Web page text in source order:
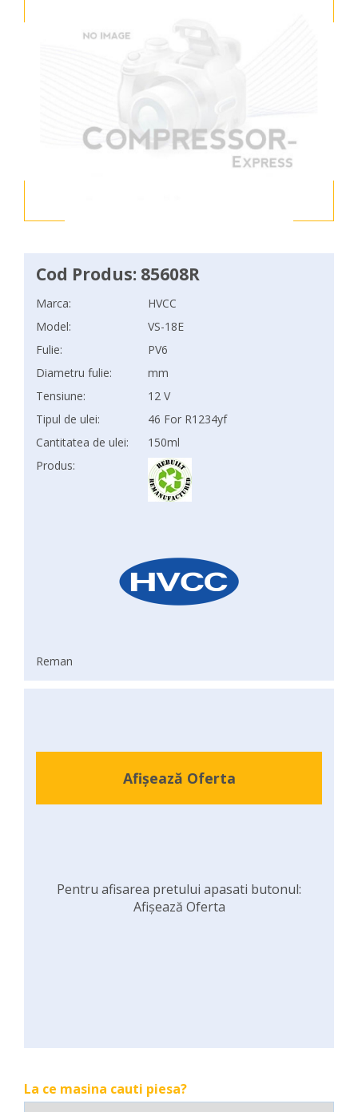
Cod Produs: 85608R
Marca:
HVCC
Model:
VS-18E
Fulie:
PV6
Diametru fulie:
mm
Tensiune:
12 V
Tipul de ulei:
46 For R1234yf
Cantitatea de ulei:
150ml
Produs:
Reman
Afișează Oferta
Pentru afisarea pretului apasati butonul:
Afișează Oferta
La ce masina cauti piesa?